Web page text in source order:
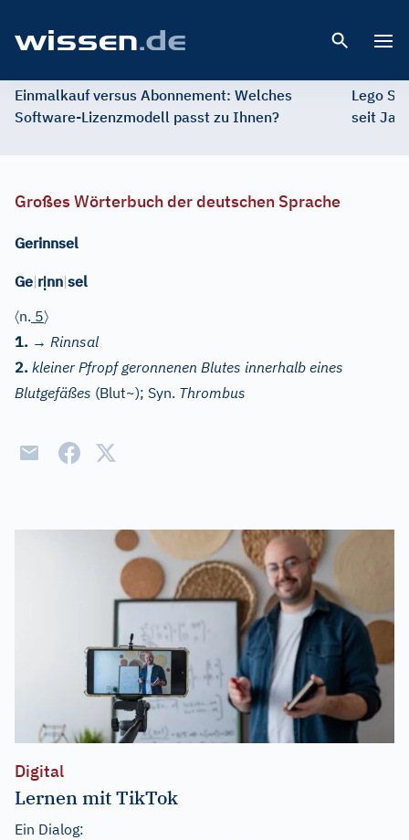
Einmalkauf versus Abonnement: Welches
Software-Lizenzmodell passt zu Ihnen?
Lego
seit
Großes Wörterbuch der deutschen Sprache
Gerinnsel
Ge|rịnn|sel
〈n. 5〉
1. → Rinnsal
2. kleiner Pfropf geronnenen Blutes innerhalb eines
Blutgefäßes (Blut~); Syn. Thrombus
Digital
Lernen mit TikTok
Ein Dialog: